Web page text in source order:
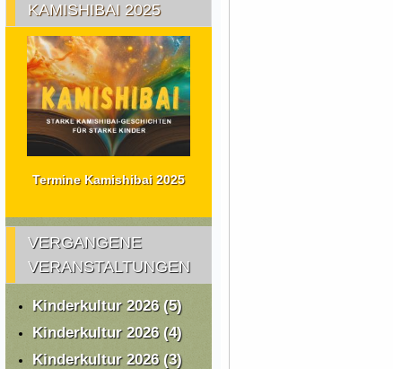
KAMISHIBAI 2025
Termine Kamishibai 2025
VERGANGENE
VERANSTALTUNGEN
Kinderkultur 2026 (5)
Kinderkultur 2026 (4)
Kinderkultur 2026 (3)